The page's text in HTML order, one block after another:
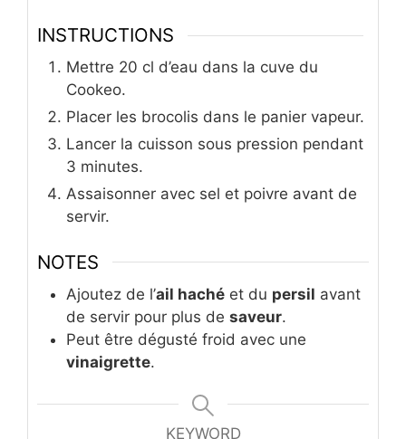
INSTRUCTIONS
Mettre 20 cl d’eau dans la cuve du
Cookeo.
Placer les brocolis dans le panier vapeur.
Lancer la cuisson sous pression pendant
3 minutes.
Assaisonner avec sel et poivre avant de
servir.
NOTES
Ajoutez de l’ail haché et du persil avant
de servir pour plus de saveur.
Peut être dégusté froid avec une
vinaigrette.
KEYWORD